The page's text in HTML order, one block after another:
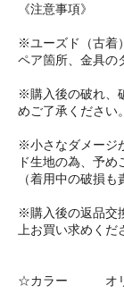
《注意事項》
※ユーズド（古着
ペア箇所、金具の
※購入後の破れ、
めご了承ください。
※小さなダメージ
ド生地の為、予め
（着用中の破損も
※購入後の返品交
上お買い求めくだ
☆カラー オリ